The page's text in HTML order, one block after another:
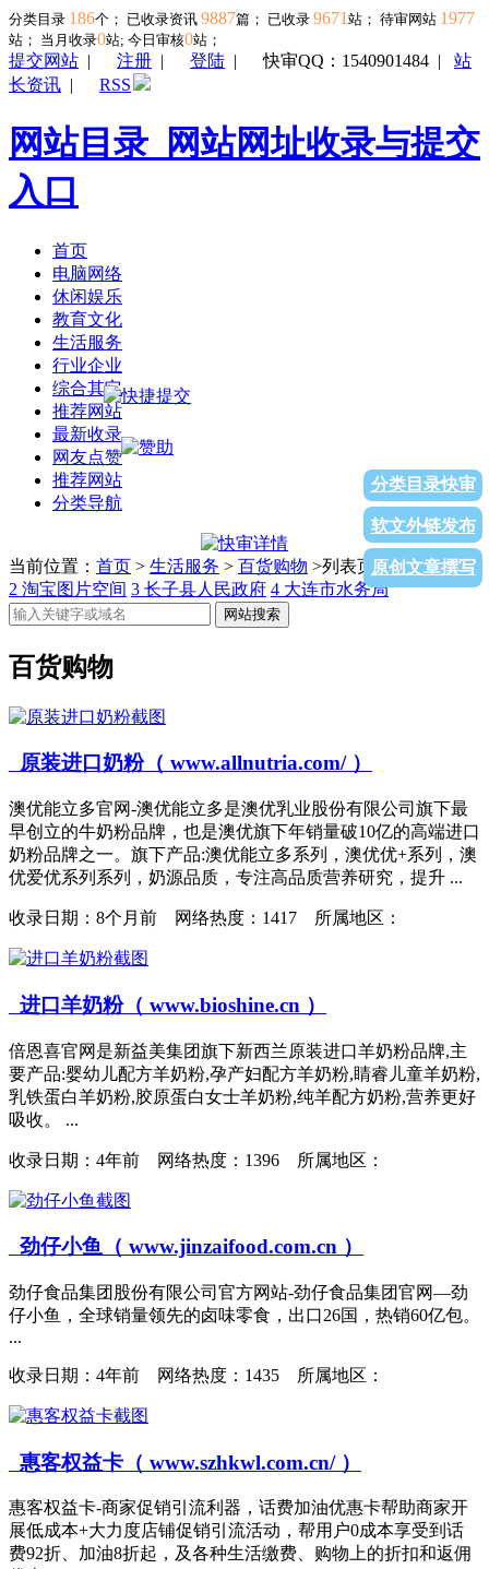
分类目录 186个； 已收录资讯 9887篇； 已收录 9671 站； 待审网站 1977
站； 当月收录0站; 今日审核0站；
提交网站 | 注册 | 登陆 |快审QQ：1540901484 | 站
长资讯 | RSS
网站目录_网站网址收录与提交
入口
首页
电脑网络
休闲娱乐
教育文化
生活服务
行业企业
综合其它
推荐网站
最新收录
网友点赞
推荐网站
分类导航
分类目录快审
软文外链发布
原创文章撰写
当前位置： 首页 > 生活服务 > 百货购物 >列表页面1链接111
2 淘宝图片空间 3 长子县人民政府 4 大连市水务局
网站搜索
百货购物
原装进口奶粉（ www.allnutria.com/ ）
澳优能立多官网-澳优能立多是澳优乳业股份有限公司旗下最
早创立的牛奶粉品牌，也是澳优旗下年销量破10亿的高端进口
奶粉品牌之一。旗下产品:澳优能立多系列，澳优优+系列，澳
优爱优系列系列，奶源品质，专注高品质营养研究，提升 ...
收录日期： 8个月前 网络热度：1417 所属地区：
进口羊奶粉（ www.bioshine.cn ）
倍恩喜官网是新益美集团旗下新西兰原装进口羊奶粉品牌,主
要产品:婴幼儿配方羊奶粉,孕产妇配方羊奶粉,睛睿儿童羊奶粉,
乳铁蛋白羊奶粉,胶原蛋白女士羊奶粉,纯羊配方奶粉,营养更好
吸收。 ...
收录日期： 4年前 网络热度：1396 所属地区：
劲仔小鱼（ www.jinzaifood.com.cn ）
劲仔食品集团股份有限公司官方网站-劲仔食品集团官网—劲
仔小鱼，全球销量领先的卤味零食，出口26国，热销60亿包。
...
收录日期： 4年前 网络热度：1435 所属地区：
惠客权益卡（ www.szhkwl.com.cn/ ）
惠客权益卡-商家促销引流利器，话费加油优惠卡帮助商家开
展低成本+大力度店铺促销引流活动，帮用户0成本享受到话
费92折、加油8折起，及各种生活缴费、购物上的折扣和返佣